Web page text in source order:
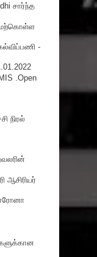
சார்ந்த
மேற்கொள்ள
-
.Open
நிரல்
ஆசிரியர்